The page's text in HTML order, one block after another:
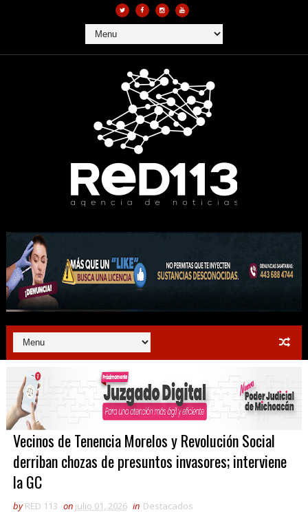
Vecinos de Tenencia Morelos y Revolución Social
derriban chozas de presuntos invasores; interviene
la GC
by RED 113 on julio 01, 2026 in Destacados